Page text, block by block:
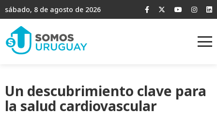
sábado, 8 de agosto de 2026
Un descubrimiento clave para
la salud cardiovascular